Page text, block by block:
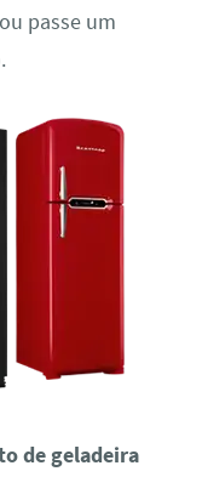
passe um
de geladeira